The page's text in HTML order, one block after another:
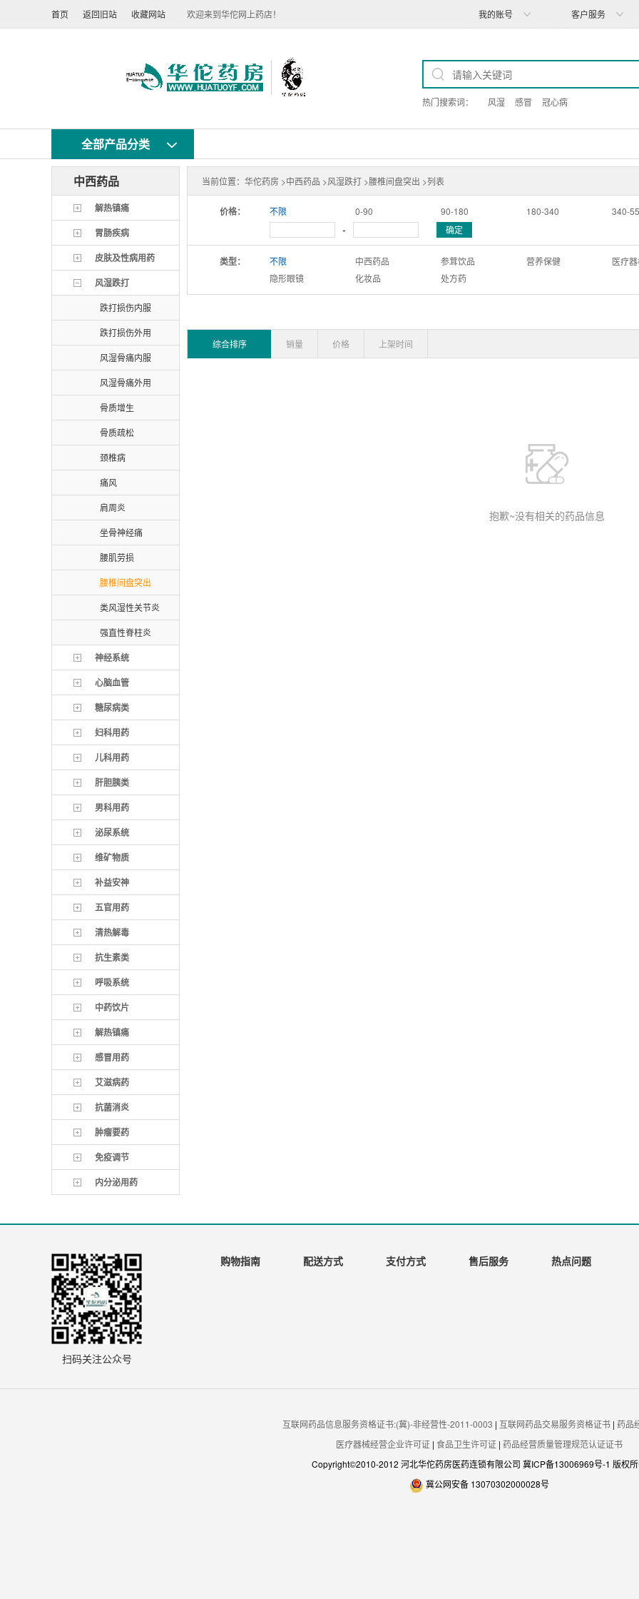
首页 返回旧站 收藏网站 欢迎来到华佗网上药店！ 我的账号 客户服务
热门搜索词： 风湿 感冒 冠心病
全部产品分类
中西药品
解热镇痛
胃肠疾病
皮肤及性病用药
风湿跌打
跌打损伤内服
跌打损伤外用
风湿骨痛内服
风湿骨痛外用
骨质增生
骨质疏松
颈椎病
痛风
肩周炎
坐骨神经痛
腰肌劳损
腰椎间盘突出
类风湿性关节炎
强直性脊柱炎
神经系统
心脑血管
糖尿病类
妇科用药
儿科用药
肝胆胰类
男科用药
泌尿系统
维矿物质
补益安神
五官用药
清热解毒
抗生素类
呼吸系统
中药饮片
解热镇痛
感冒用药
艾滋病药
抗菌消炎
肿瘤要药
免疫调节
内分泌用药
当前位置： 华佗药房 >中西药品 >风湿跌打 >腰椎间盘突出 >列表
价格： 不限 0-90 90-180 180-340 340-
- 确定
类型： 不限 中西药品 参茸饮品 营养保健 医疗
隐形眼镜
化妆品 处方药
综合排序 销量 价格 上架时间
抱歉~没有相关的药品信息
扫码关注公众号
购物指南 配送方式 支付方式 售后服务 热点问题
互联网药品信息服务资格证书:(冀)-非经营性-2011-0003 | 互联网药品交易服务资格证书| 药品
医疗器械经营企业许可证 | 食品卫生许可证 | 药品经营质量管理规范认证证书
Copyright©2010-2012 河北华佗药房医药连锁有限公司 冀ICP备13006969号-1 版权
冀公网安备 13070302000028号